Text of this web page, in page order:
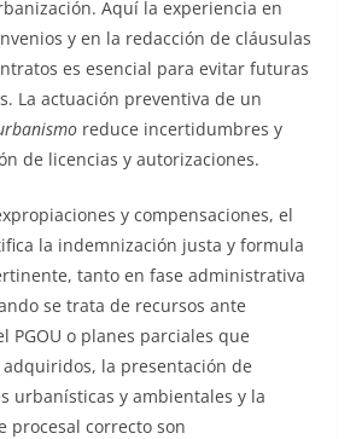
Aquí la experiencia en
y en la redacción de cláusulas
es esencial para evitar futuras
La actuación preventiva de un
reduce incertidumbres y
de licencias y autorizaciones.
y compensaciones, el
la indemnización justa y formula
tanto en fase administrativa
se trata de recursos ante
PGOU o planes parciales que
la presentación de
urbanísticas y ambientales y la
procesal correcto son